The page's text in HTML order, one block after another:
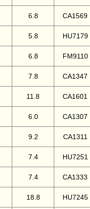
6.8 CA1569
5.8 HU7179
6.8 FM9110
7.8 CA1347
11.8 CA1601
6.0 CA1307
9.2 CA1311
7.4 HU7251
7.4 CA1333
18.8 HU7245